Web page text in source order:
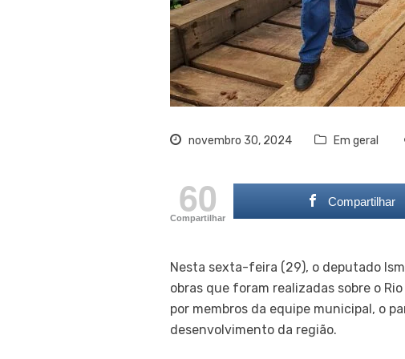
novembro 30, 2024 Em geral
60
Compartilhar
Compartilhar
Nesta sexta-feira (29), o deputado
obras que foram realizadas sobre o
por membros da equipe municipal, o
desenvolvimento da região.